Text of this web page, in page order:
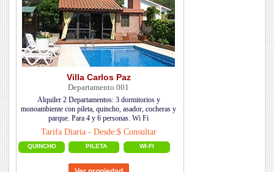
Villa Carlos Paz
Departamento 001
Alquiler 2 Departamentos: 3 dormitorios y
monoambiente con pileta, quincho, asador, cocheras y
parque. Para 4 y 6 personas. Wi Fi
Tarifa Diaria - Desde:$ Consultar
QUINCHO PILETA WI-FI